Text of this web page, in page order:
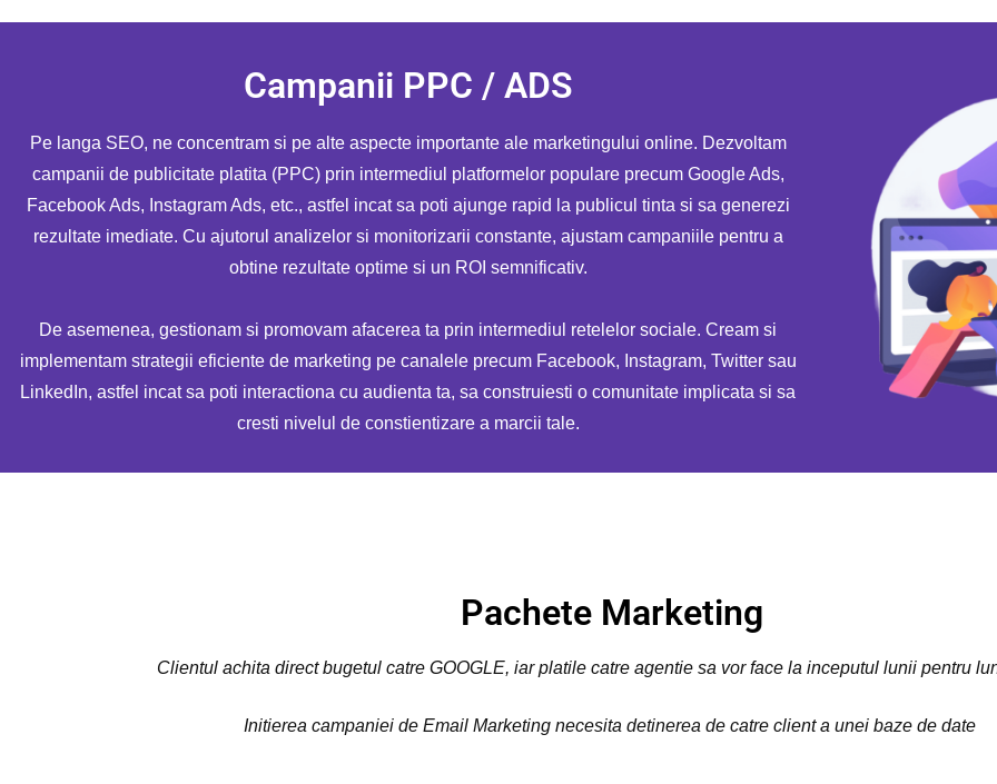
Campanii PPC / ADS
Pe langa SEO, ne concentram si pe alte aspecte importante ale marketingului online. Dezvoltam
campanii de publicitate platita (PPC) prin intermediul platformelor populare precum Google Ads,
Facebook Ads, Instagram Ads, etc., astfel incat sa poti ajunge rapid la publicul tinta si sa generezi
rezultate imediate. Cu ajutorul analizelor si monitorizarii constante, ajustam campaniile pentru a
obtine rezultate optime si un ROI semnificativ.
De asemenea, gestionam si promovam afacerea ta prin intermediul retelelor sociale. Cream si
implementam strategii eficiente de marketing pe canalele precum Facebook, Instagram, Twitter sau
LinkedIn, astfel incat sa poti interactiona cu audienta ta, sa construiesti o comunitate implicata si sa
cresti nivelul de constientizare a marcii tale.
Pachete Marketing
Clientul achita direct bugetul catre GOOGLE, iar platile catre agentie sa vor face la inceputul lunii pentru
Initierea campaniei de Email Marketing necesita detinerea de catre client a unei baze de date